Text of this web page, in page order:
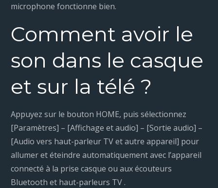
microphone fonctionne bien.
Comment avoir le
son dans le casque
et sur la télé ?
Appuyez sur le bouton HOME, puis sélectionnez
[Paramètres] – [Affichage et audio] – [Sortie audio] –
[Audio vers haut-parleur TV et autre appareil] pour
allumer et éteindre automatiquement avec l’appareil
connecté à la prise casque ou aux écouteurs
Bluetooth et haut-parleurs TV .